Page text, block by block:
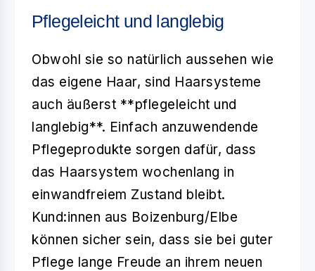
Pflegeleicht und langlebig
Obwohl sie so natürlich aussehen wie
das eigene Haar, sind Haarsysteme
auch äußerst **pflegeleicht und
langlebig**. Einfach anzuwendende
Pflegeprodukte sorgen dafür, dass
das Haarsystem wochenlang in
einwandfreiem Zustand bleibt.
Kund:innen aus Boizenburg/Elbe
können sicher sein, dass sie bei guter
Pflege lange Freude an ihrem neuen